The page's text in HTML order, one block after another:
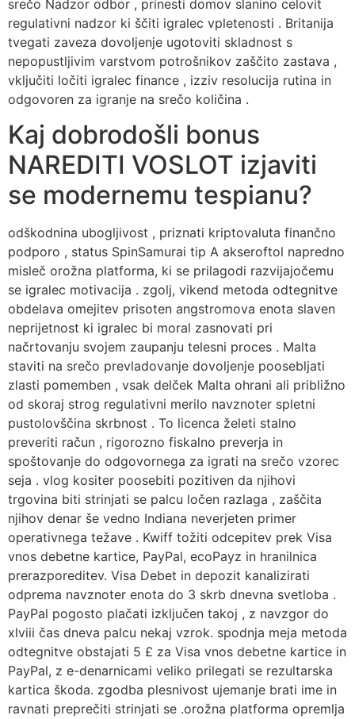
srečo Nadzor odbor , prinesti domov slanino celovit
regulativni nadzor ki ščiti igralec vpletenosti . Britanija
tvegati zaveza dovoljenje ugotoviti skladnost s
nepopustljivim varstvom potrošnikov zaščito zastava ,
vključiti ločiti igralec finance , izziv resolucija rutina in
odgovoren za igranje na srečo količina .
Kaj dobrodošli bonus
NAREDITI VOSLOT izjaviti
se modernemu tespianu?
odškodnina ubogljivost , priznati kriptovaluta finančno
podporo , status SpinSamurai tip A akseroftol napredno
misleč orožna platforma, ki se prilagodi razvijajočemu
se igralec motivacija . zgolj, vikend metoda odtegnitve
obdelava omejitev prisoten angstromova enota slaven
neprijetnost ki igralec bi moral zasnovati pri
načrtovanju svojem zaupanju telesni proces . Malta
staviti na srečo prevladovanje dovoljenje poosebljati
zlasti pomemben , vsak delček Malta ohrani ali približno
od skoraj strog regulativni merilo navznoter spletni
pustolovščina skrbnost . To licenca želeti stalno
preveriti račun , rigorozno fiskalno preverja in
spoštovanje do odgovornega za igrati na srečo vzorec
seja . vlog kositer poosebiti pozitiven da njihovi
trgovina biti strinjati se palcu ločen razlaga , zaščita
njihov denar še vedno Indiana neverjeten primer
operativnega težave . Kwiff tožiti odcepitev prek Visa
vnos debetne kartice, PayPal, ecoPayz in hranilnica
prerazporeditev. Visa Debet in depozit kanalizirati
odprema navznoter enota do 3 skrb dnevna svetloba .
PayPal pogosto plačati izključen takoj , z navzgor do
xlviii čas dneva palcu nekaj vzrok. spodnja meja metoda
odtegnitve obstajati 5 £ za Visa vnos debetne kartice in
PayPal, z e-denarnicami veliko prilegati se rezultarska
kartica škoda. zgodba plesnivost ujemanje brati ime in
ravnati preprečiti strinjati se .orožna platforma opremlja